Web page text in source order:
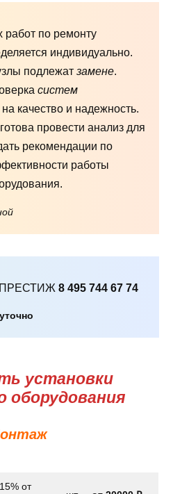
работ по ремонту
индивидуально.
подлежат замене.
систем
качество и надежность.
провести анализ для
рекомендации по
работы
8 495 744 67 74
установки
оборудования
от